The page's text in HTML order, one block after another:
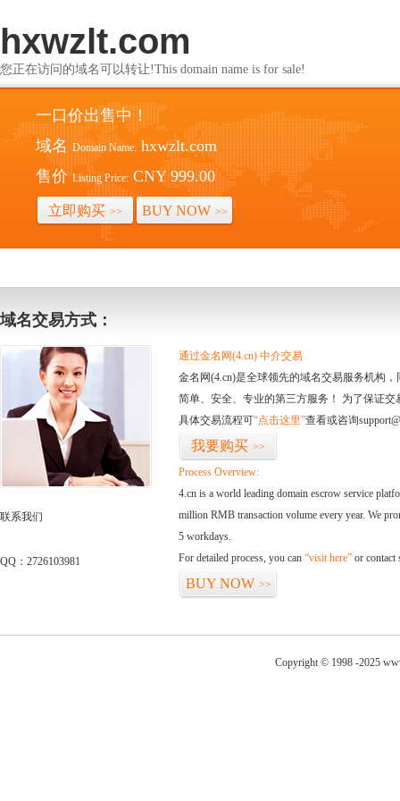
hxwzlt.com
您正在访问的域名可以转让!This domain name is for sale!
一口价出售中！
域名 Domain Name: hxwzlt.com
售价 Listing Price: CNY 999.00
立即购买 >> BUY NOW >>
域名交易方式：
联系我们
QQ：2726103981
通过金名网(4.cn) 中介交易
金名网(4.cn)是全球领先的域名交易服务机构
简单、安全、专业的第三方服务！ 为了保证
具体交易流程可“点击这里”查看或咨询
我要购买 >>
Process Overview:
4.cn is a world leading domain escrow service
million RMB transaction volume every year. We
5 workdays.
For detailed process, you can “visit here” or contact
BUY NOW >>
Copyright © 1998 -2025